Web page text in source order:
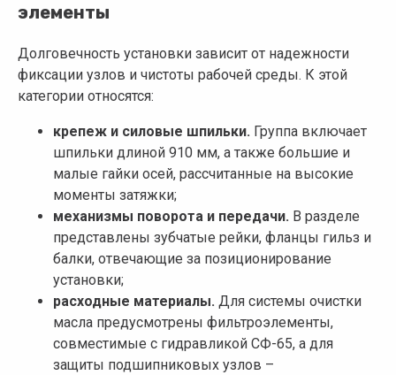
элементы
Долговечность установки зависит от надежности
фиксации узлов и чистоты рабочей среды. К этой
категории относятся:
крепеж и силовые шпильки. Группа включает
шпильки длиной 910 мм, а также большие и
малые гайки осей, рассчитанные на высокие
моменты затяжки;
механизмы поворота и передачи. В разделе
представлены зубчатые рейки, фланцы гильз и
балки, отвечающие за позиционирование
установки;
расходные материалы. Для системы очистки
масла предусмотрены фильтроэлементы,
совместимые с гидравликой СФ-65, а для
защиты подшипниковых узлов –